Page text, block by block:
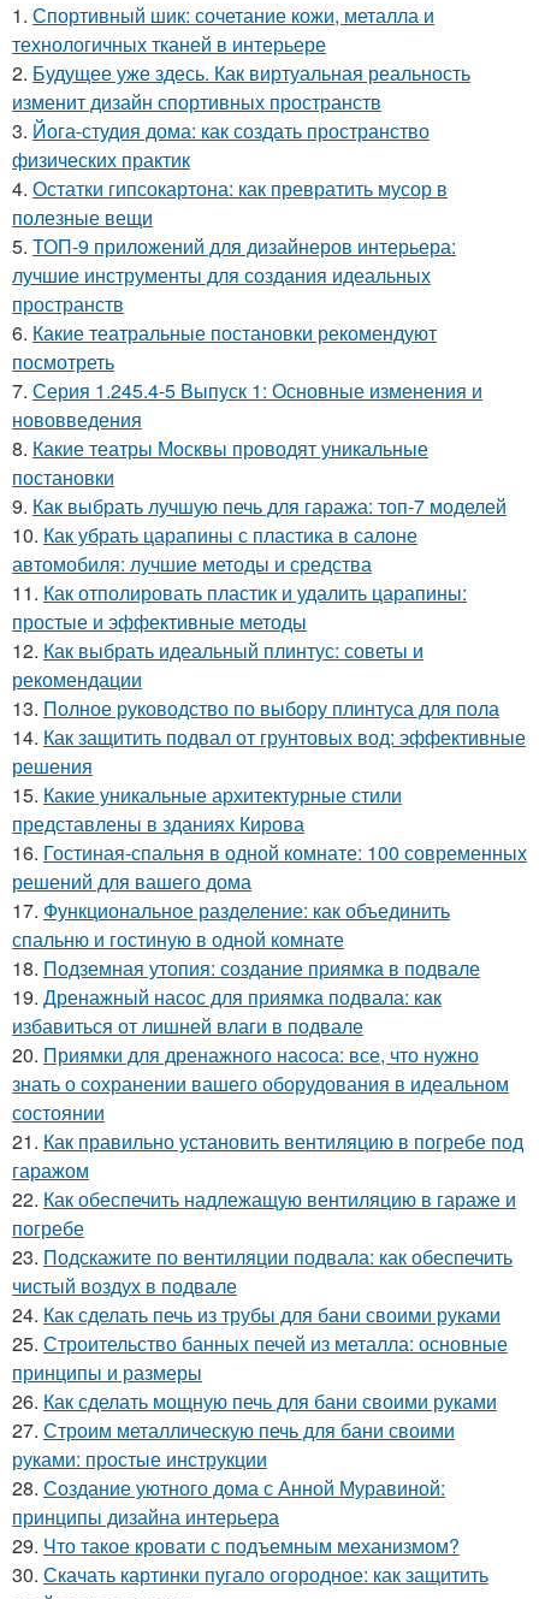
1. Спортивный шик: сочетание кожи, металла и
технологичных тканей в интерьере
2. Будущее уже здесь. Как виртуальная реальность
изменит дизайн спортивных пространств
3. Йога-студия дома: как создать пространство
физических практик
4. Остатки гипсокартона: как превратить мусор в
полезные вещи
5. ТОП-9 приложений для дизайнеров интерьера:
лучшие инструменты для создания идеальных
пространств
6. Какие театральные постановки рекомендуют
посмотреть
7. Серия 1.245.4-5 Выпуск 1: Основные изменения и
нововведения
8. Какие театры Москвы проводят уникальные
постановки
9. Как выбрать лучшую печь для гаража: топ-7 моделей
10. Как убрать царапины с пластика в салоне
автомобиля: лучшие методы и средства
11. Как отполировать пластик и удалить царапины:
простые и эффективные методы
12. Как выбрать идеальный плинтус: советы и
рекомендации
13. Полное руководство по выбору плинтуса для пола
14. Как защитить подвал от грунтовых вод: эффективные
решения
15. Какие уникальные архитектурные стили
представлены в зданиях Кирова
16. Гостиная-спальня в одной комнате: 100 современных
решений для вашего дома
17. Функциональное разделение: как объединить
спальню и гостиную в одной комнате
18. Подземная утопия: создание приямка в подвале
19. Дренажный насос для приямка подвала: как
избавиться от лишней влаги в подвале
20. Приямки для дренажного насоса: все, что нужно
знать о сохранении вашего оборудования в идеальном
состоянии
21. Как правильно установить вентиляцию в погребе под
гаражом
22. Как обеспечить надлежащую вентиляцию в гараже и
погребе
23. Подскажите по вентиляции подвала: как обеспечить
чистый воздух в подвале
24. Как сделать печь из трубы для бани своими руками
25. Строительство банных печей из металла: основные
принципы и размеры
26. Как сделать мощную печь для бани своими руками
27. Строим металлическую печь для бани своими
руками: простые инструкции
28. Создание уютного дома с Анной Муравиной:
принципы дизайна интерьера
29. Что такое кровати с подъемным механизмом?
30. Скачать картинки пугало огородное: как защитить